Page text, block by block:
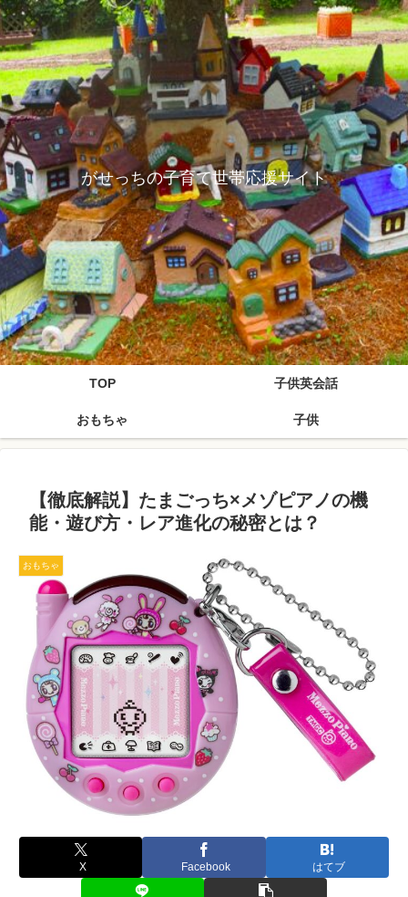
がせっちの子育て世帯応援サイト
TOP 子供英会話
おもちゃ 子供
【徹底解説】たまごっち×メゾピアノの機
能・遊び方・レア進化の秘密とは？
おもちゃ
X Facebook はてブ